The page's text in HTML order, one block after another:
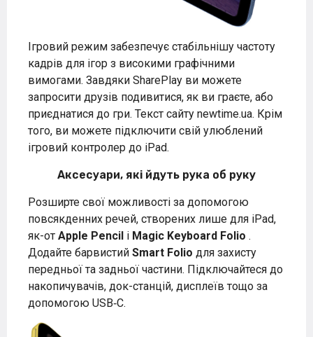
Ігровий режим забезпечує стабільнішу частоту
кадрів для ігор з високими графічними
вимогами. Завдяки SharePlay ви можете
запросити друзів подивитися, як ви граєте, або
приєднатися до гри. Текст сайту newtime.ua. Крім
того, ви можете підключити свій улюблений
ігровий контролер до iPad.
Аксесуари, які йдуть рука об руку
Розширте свої можливості за допомогою
повсякденних речей, створених лише для iPad,
як-от Apple Pencil і Magic Keyboard Folio .
Додайте барвистий Smart Folio для захисту
передньої та задньої частини. Підключайтеся до
накопичувачів, док-станцій, дисплеїв тощо за
допомогою USB‑C.